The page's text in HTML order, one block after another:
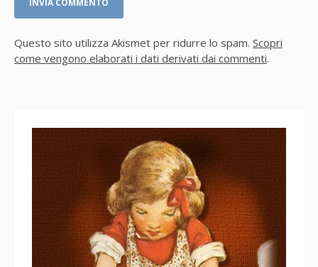
Questo sito utilizza Akismet per ridurre lo spam. Scopri
come vengono elaborati i dati derivati dai commenti.